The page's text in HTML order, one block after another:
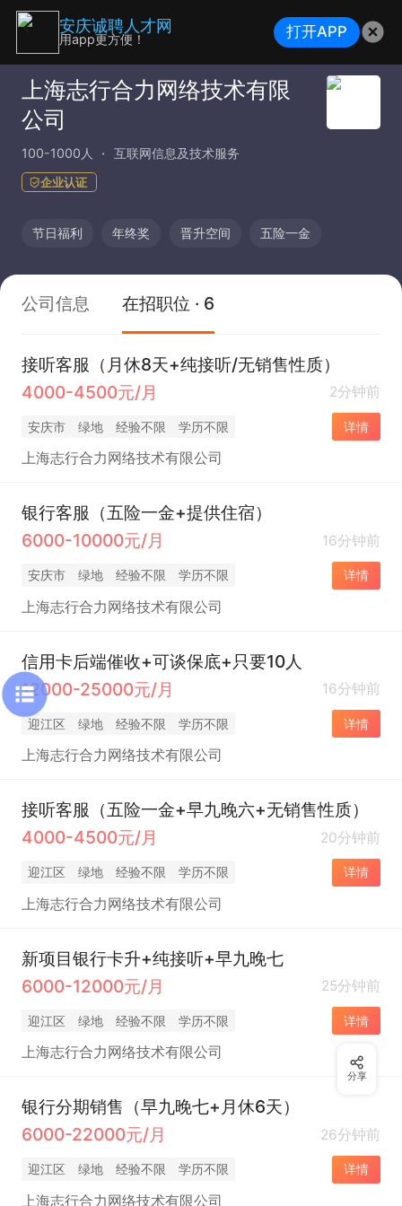
上海志行合力网络技术有限
公司
100-1000人 互联网信息及技术服务
企业认证
节日福利 年终奖 晋升空间 五险一金
公司信息 在招职位 · 6
接听客服（月休8天+纯接听/无销售性质）
4000-4500元/月
2分钟前
安庆市 绿地 经验不限 学历不限 详情
上海志行合力网络技术有限公司
银行客服（五险一金+提供住宿）
6000-10000元/月
16分钟前
安庆市 绿地 经验不限 学历不限 详情
上海志行合力网络技术有限公司
信用卡后端催收+可谈保底+只要10人
12000-25000元/月
16分钟前
迎江区 绿地 经验不限 学历不限 详情
上海志行合力网络技术有限公司
接听客服（五险一金+早九晚六+无销售性质）
4000-4500元/月
20分钟前
迎江区 绿地 经验不限 学历不限 详情
上海志行合力网络技术有限公司
新项目银行卡升+纯接听+早九晚七
6000-12000元/月
25分钟前
迎江区 绿地 经验不限 学历不限 详情
上海志行合力网络技术有限公司
银行分期销售（早九晚七+月休6天）
6000-22000元/月
26分钟前
迎江区 绿地 经验不限 学历不限 详情
上海志行合力网络技术有限公司
分享
安庆诚聘人才网
用app更方便！ 打开APP